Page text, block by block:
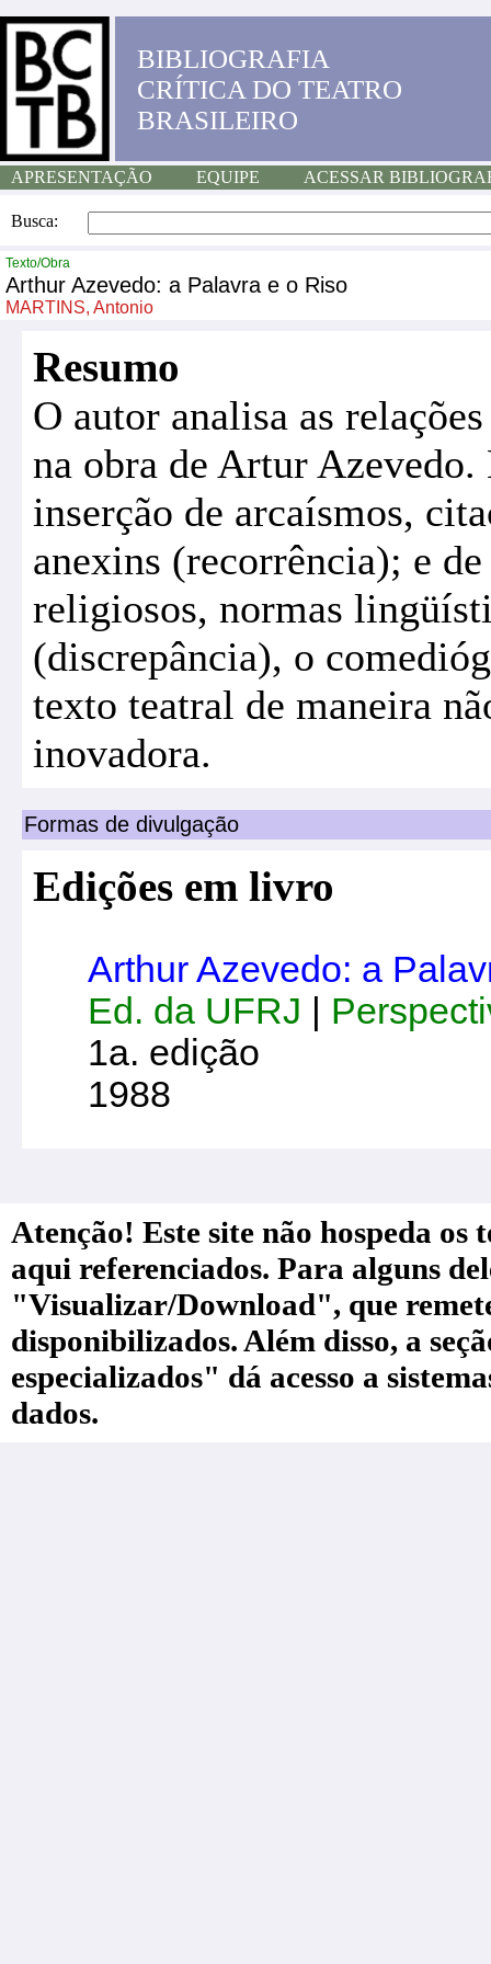
BIBLIOGRAFIA
CRÍTICA DO TEATRO
BRASILEIRO
APRESENTAÇÃO EQUIPE ACESSAR
Busca:
Texto/Obra
Arthur Azevedo: a Palavra e o Riso
MARTINS, Antonio
Resumo
O autor analisa as
na obra de Artur Azevedo.
inserção de arcaísmos,
anexins (recorrência); e
religiosos, normas
(discrepância), o
texto teatral de maneira
inovadora.
Formas de divulgação
Edições em livro
Arthur Azevedo: a
Ed. da UFRJ
1a. edição
1988
Atenção! Este site não hospeda
aqui referenciados. Para alguns
"Visualizar/Download", que
disponibilizados. Além disso, a
especializados" dá acesso a
dados.